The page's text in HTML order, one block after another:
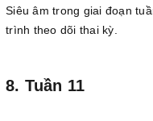
Siêu âm trong giai đoạn
trình theo dõi thai kỳ.
8. Tuần 11